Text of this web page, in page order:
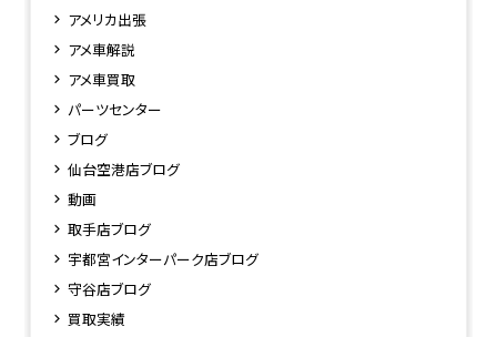
アメリカ出張
アメ車解説
アメ車買取
パーツセンター
ブログ
仙台空港店ブログ
動画
取手店ブログ
宇都宮インターパーク店ブログ
守谷店ブログ
買取実績